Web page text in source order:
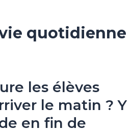
quotidienne
les élèves
le matin ? Y
en fin de